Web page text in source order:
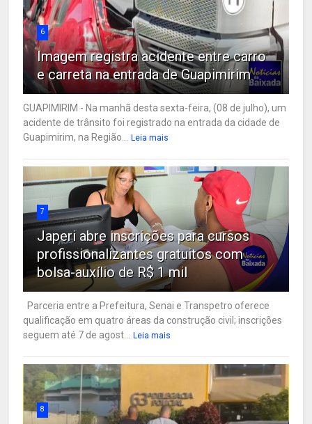
6
Imagem registra acidente entre carro
e carreta na entrada de Guapimirim
GUAPIMIRIM - Na manhã desta sexta-feira, (08 de julho), um
acidente de trânsito foi registrado na entrada da cidade de
Guapimirim, na Região...
Leia mais
7
Japeri abre inscrições para cursos
profissionalizantes gratuitos com
bolsa-auxílio de R$ 1 mil
Parceria entre a Prefeitura, Senai e Transpetro oferece
qualificação em quatro áreas da construção civil; inscrições
seguem até 7 de agost...
Leia mais
8